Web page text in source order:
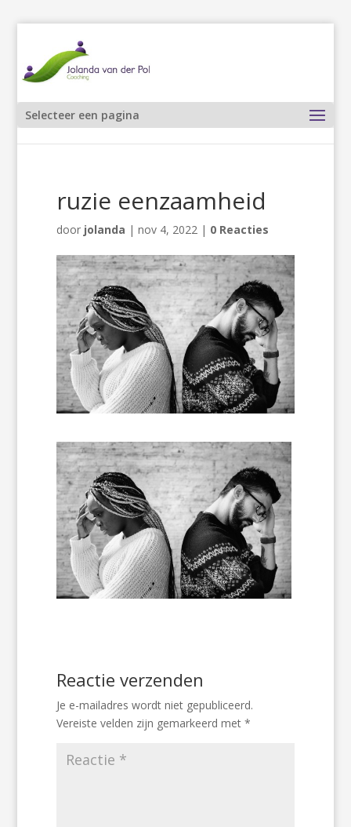
Selecteer een pagina
ruzie eenzaamheid
door jolanda |nov 4, 2022 | 0 Reacties
Reactie verzenden
Je e-mailadres wordt niet gepubliceerd.
Vereiste velden zijn gemarkeerd met*